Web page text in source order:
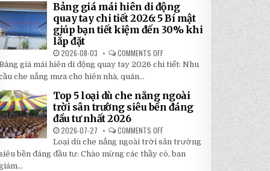
Bảng giá mái hiên di động
quay tay chi tiết 2026: 5 Bí mật
giúp bạn tiết kiệm đến 30% khi
lắp đặt
2026-08-03 COMMENTS OFF
BẢNG
GIÁ
ĐỘNG
QUAY
TAY
5
BÍ
MẬT
giá mái hiên di động quay tay 2026 chi tiết: Nhu
che nắng mưa cho hiên nhà, quán...
Top 5 loại dù che nắng ngoài
trời sân trường siêu bền đáng
đầu tư nhất 2026
2026-07-27 COMMENTS OFF
TOP
5
LOẠI
DÙ
Loại dù che nắng ngoài trời sân trường
bền đáng đầu tư: Chào mừng các thầy cô, ban